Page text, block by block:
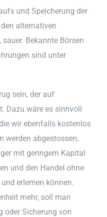
und Speicherung der
alternativen
Bekannte Börsen
sind unter
sein, der auf
Dazu wäre es sinnvoll
wir ebenfalls kostenlos
werden abgestossen,
mit geringem Kapital
und den Handel ohne
erlernen können.
mehr, soll man
oder Sicherung von